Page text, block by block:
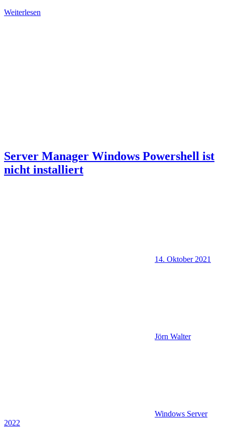
Weiterlesen
Server Manager Windows Powershell ist
nicht installiert
14. Oktober 2021
Jörn Walter
Windows Server
2022